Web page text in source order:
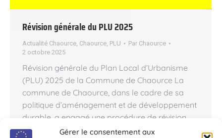
Gérer le consentement aux
Révision générale du PLU 2025
Actualité Chaource Chaource PLU Par Chaource
2 octobre 2025
Révision générale du Plan Local d’Urbanisme
(PLU) 2025 de la Commune de Chaource La
commune de Chaource, dans le cadre de sa
politique d’aménagement et de développement
durable, a engagé une procédure de révision
générale de son Plan Local d’Urbanisme (PLU).